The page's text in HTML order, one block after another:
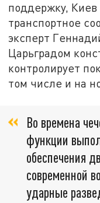
поддержку, Киев
транспортное
эксперт
Царьградом
контролирует
том числе и на
Во времена
функции
обеспечения
современной
ударные